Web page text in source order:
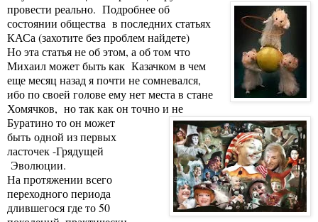
провести реально. Подробнее об
состоянии общества в последних статьях
КАСа (захотите без проблем найдете)
Но эта статья не об этом, а об том что
Михаил может быть как Казачком в чем
еще месяц назад я почти не сомневался,
ибо по своей голове ему нет места в стане
Хомячков, но так как он точно и не
Буратино то он может
быть одной из первых
ласточек -Грядущей
Эволюции.
На протяжении всего
переходного периода
длившегося где то 50